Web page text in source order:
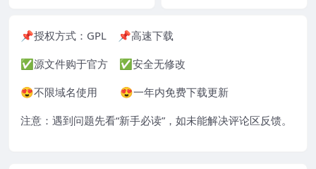
📌授权方式： GPL 📌高速下载
✅源文件购于官方 ✅安全无修改
😍不限域名使用 😍一年内免费下载更新
注意：遇到问题先看“新手必读”，如未能解决评论区反馈。